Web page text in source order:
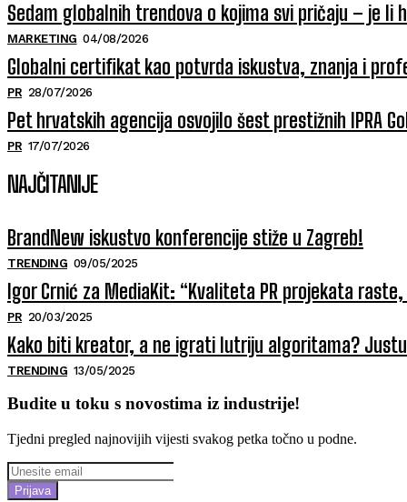
Sedam globalnih trendova o kojima svi pričaju – je li
MARKETING 04/08/2026
Globalni certifikat kao potvrda iskustva, znanja i
PR 28/07/2026
Pet hrvatskih agencija osvojilo šest prestižnih IPRA
PR 17/07/2026
NAJČITANIJE
BrandNew iskustvo konferencije stiže u Zagreb!
TRENDING 09/05/2025
Igor Crnić za MediaKit: “Kvaliteta PR projekata
PR 20/03/2025
Kako biti kreator, a ne igrati lutriju algoritama?
TRENDING 13/05/2025
Budite u toku s novostima iz industrije!
Tjedni pregled najnovijih vijesti svakog petka točno u podne.
Prijava